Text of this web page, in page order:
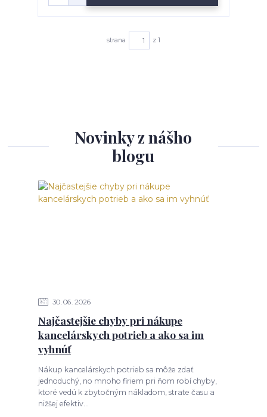
strana z 1
Novinky z nášho
blogu
30 06 2026
Najčastejšie chyby pri nákupe
kancelárskych potrieb a ako sa im
vyhnúť
Nákup kancelárskych potrieb sa môže zdať
jednoduchý, no mnoho firiem pri ňom robí chyby,
ktoré vedú k zbytočným nákladom, strate času a
nižšej efektiv...